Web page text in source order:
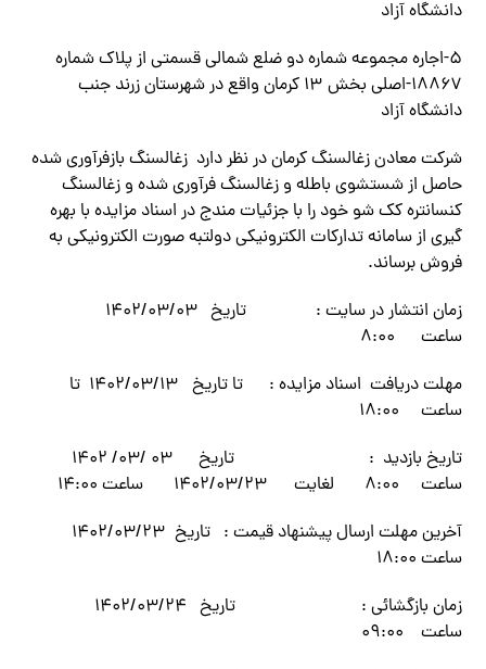
دانشگاه آزاد
۵-اجاره مجموعه شماره دو ضلع شمالی قسمتی از پلاک شماره
۱۸۸۶۷-اصلی بخش ۱۳ کرمان واقع در شهرستان زرند جنب
دانشگاه آزاد
شرکت معادن زغالسنگ کرمان در نظر دارد زغالسنگ بازفرآوری شده
حاصل از شستشوی باطله و زغالسنگ فرآوری شده و زغالسنگ
کنسانتره کک شو خود را با جزئیات مندج در اسناد مزایده با بهره
گیری از سامانه تدارکات الکترونیکی دولتبه صورت الکترونیکی به
فروش برساند.
ساعت ۸:۰۰
مهلت دریافت اسناد مزایده : تا تاریخ ۱۴۰۲/۰۳/۱۳ تا
ساعت ۱۸:۰۰
ساعت ۸:۰۰ لغایت ۱۴۰۲/۰۳/۲۳ ساعت ۱۴:۰۰
ساعت ۱۸:۰۰
ساعت ۰۹:۰۰